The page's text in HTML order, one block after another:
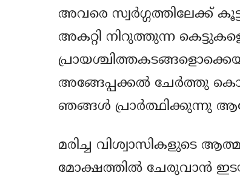
അവരെ സ്വര്‍ഗ്ഗത്തിലേക്ക്
അകറ്റി നിറുത്തുന്ന
അങ്ങേപ്പക്കല്‍ ചേര്‍ത്തു
ഞങ്ങള്‍ പ്രാര്‍ത്ഥിക്കുന്നു
മരിച്ച വിശ്വാസികളുടെ
മോക്ഷത്തില്‍ ചേരുവാന്‍